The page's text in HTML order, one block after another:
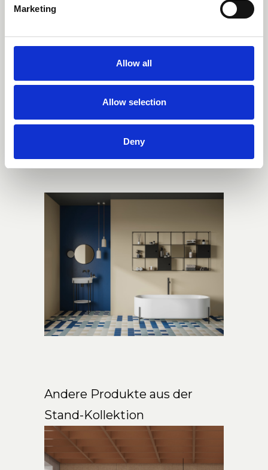
Marketing
Allow all
Allow selection
Deny
Andere Produkte aus der
Stand-Kollektion